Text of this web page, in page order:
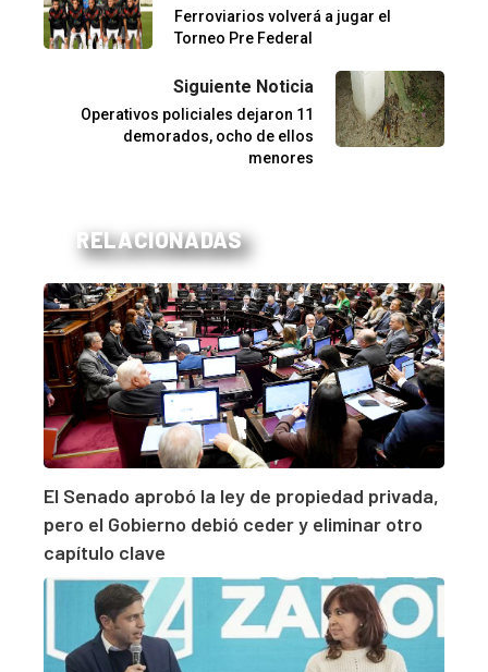
Ferroviarios volverá a jugar el
Torneo Pre Federal
Siguiente Noticia
Operativos policiales dejaron 11
demorados, ocho de ellos
menores
RELACIONADAS
El Senado aprobó la ley de propiedad privada,
pero el Gobierno debió ceder y eliminar otro
capítulo clave